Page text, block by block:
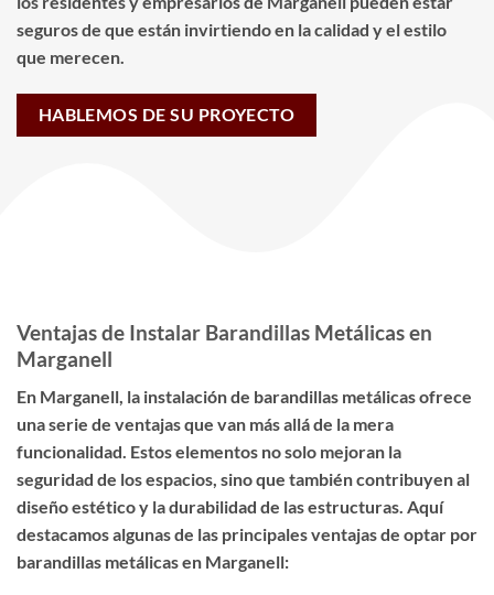
seguros de que están invirtiendo en la calidad y el estilo
que merecen.
HABLEMOS DE SU PROYECTO
Ventajas de Instalar Barandillas Metálicas en
Marganell
En Marganell, la instalación de barandillas metálicas ofrece
una serie de ventajas que van más allá de la mera
funcionalidad. Estos elementos no solo mejoran la
seguridad de los espacios, sino que también contribuyen al
diseño estético y la durabilidad de las estructuras. Aquí
destacamos algunas de las principales ventajas de optar por
barandillas metálicas en Marganell: